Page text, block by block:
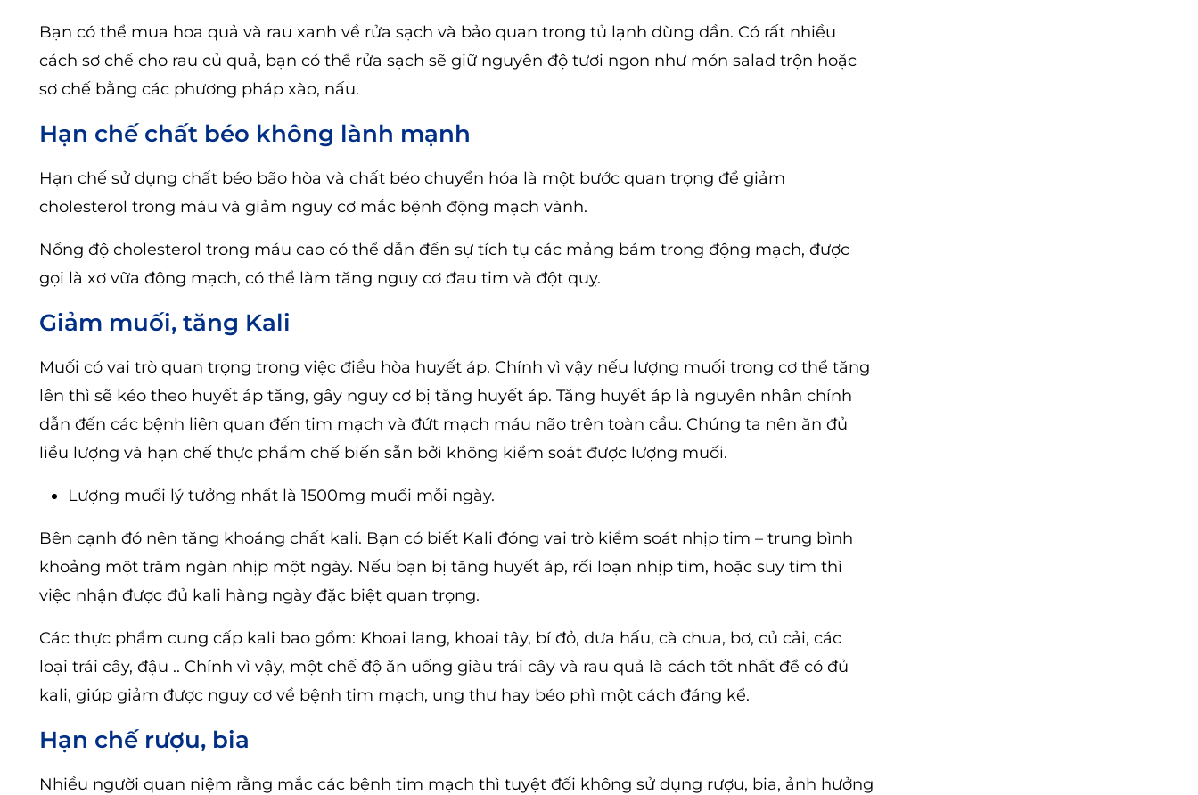
Bạn có thể mua hoa quả và rau xanh về rửa sạch và bảo quan trong tủ lạnh dùng dần. Có rất nhiều
cách sơ chế cho rau củ quả, bạn có thể rửa sạch sẽ giữ nguyên độ tươi ngon như món salad trộn hoặc
sơ chế bằng các phương pháp xào, nấu.
Hạn chế chất béo không lành mạnh
Hạn chế sử dụng chất béo bão hòa và chất béo chuyển hóa là một bước quan trọng để giảm
cholesterol trong máu và giảm nguy cơ mắc bệnh động mạch vành.
Nồng độ cholesterol trong máu cao có thể dẫn đến sự tích tụ các mảng bám trong động mạch, được
gọi là xơ vữa động mạch, có thể làm tăng nguy cơ đau tim và đột quỵ.
Giảm muối, tăng Kali
Muối có vai trò quan trọng trong việc điều hòa huyết áp. Chính vì vậy nếu lượng muối trong cơ thể tăng
lên thì sẽ kéo theo huyết áp tăng, gây nguy cơ bị tăng huyết áp. Tăng huyết áp là nguyên nhân chính
dẫn đến các bệnh liên quan đến tim mạch và đứt mạch máu não trên toàn cầu. Chúng ta nên ăn đủ
liều lượng và hạn chế thực phẩm chế biến sẵn bởi không kiểm soát được lượng muối.
Lượng muối lý tưởng nhất là 1500mg muối mỗi ngày.
Bên cạnh đó nên tăng khoáng chất kali. Bạn có biết Kali đóng vai trò kiểm soát nhịp tim – trung bình
khoảng một trăm ngàn nhịp một ngày. Nếu bạn bị tăng huyết áp, rối loạn nhịp tim, hoặc suy tim thì
việc nhận được đủ kali hàng ngày đặc biệt quan trọng.
Các thực phẩm cung cấp kali bao gồm: Khoai lang, khoai tây, bí đỏ, dưa hấu, cà chua, bơ, củ cải, các
loại trái cây, đậu .. Chính vì vậy, một chế độ ăn uống giàu trái cây và rau quả là cách tốt nhất để có đủ
kali, giúp giảm được nguy cơ về bệnh tim mạch, ung thư hay béo phì một cách đáng kể.
Hạn chế rượu, bia
Nhiều người quan niệm rằng mắc các bệnh tim mạch thì tuyệt đối không sử dụng rượu, bia, ảnh hưởng